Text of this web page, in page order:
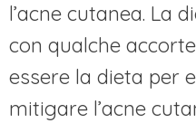
l’acne cutanea. La
con qualche
essere la dieta per
mitigare l’acne